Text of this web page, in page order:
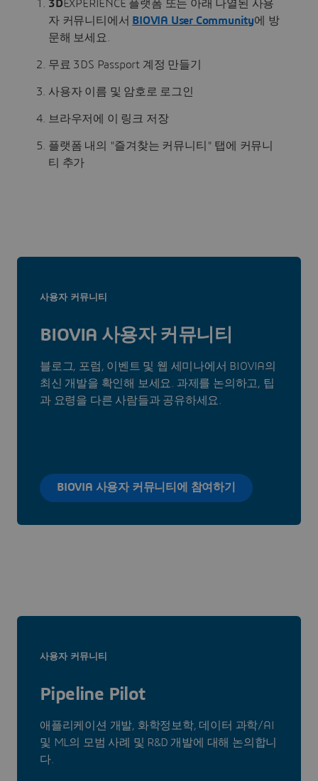
3DEXPERIENCE 플랫폼 또는 아래 나열된 사용
자 커뮤니티에서 BIOVIA User Community에 방
문해 보세요.
무료 3DS Passport 계정 만들기
사용자 이름 및 암호로 로그인
브라우저에 이 링크 저장
플랫폼 내의 "즐겨찾는 커뮤니티" 탭에 커뮤니
티 추가
사용자 커뮤니티
BIOVIA 사용자 커뮤니티
블로그, 포럼, 이벤트 및 웹 세미나에서 BIOVIA의
최신 개발을 확인해 보세요. 과제를 논의하고, 팁
과 요령을 다른 사람들과 공유하세요.
BIOVIA 사용자 커뮤니티에 참여하기
사용자 커뮤니티
Pipeline Pilot
애플리케이션 개발, 화학정보학, 데이터 과학/AI
및 ML의 모범 사례 및 R&D 개발에 대해 논의합니
다.